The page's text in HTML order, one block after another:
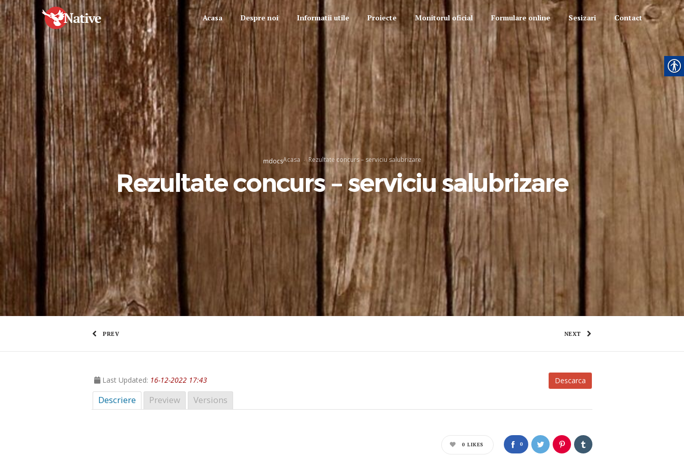
Acasa Despre noi Informatii utile Proiecte Monitorul oficial Formulare online Sesizari Contact
mdocsAcasa Rezultate concurs – serviciu salubrizare
Rezultate concurs – serviciu salubrizare
PREV NEXT
Descarca
Last Updated: 16-12-2022 17:43
Descriere Preview Versions
0
0 LIKES